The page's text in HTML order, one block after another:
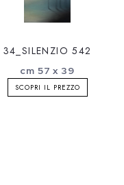
34_SILENZIO 542
cm 57 x 39
SCOPRI IL PREZZO